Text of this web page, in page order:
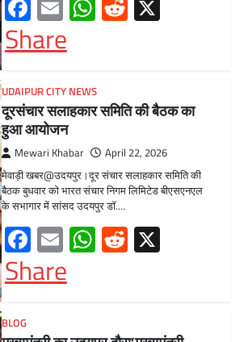
BLOG
मुख्यमंत्री का उदयपुर दौरा’मुख्यमंत्री
भजनलाल शर्मा ने उदयपुर जिले को दी
विभिन्न विकास कार्यों की सौगातें’’421
करोड़ रुपये के कार्यों का किया लोकार्पण एवं
शिलान्यास’’महत्वाकांक्षी जल परियोजनाओं
पर हो रहा तेजी से काम’
Mewari Khabar August 2, 2026
मेवाड़ी खबर@उदयपुर/जयपुर। मुख्यमंत्री भजनलाल शर्मा
ने कहा कि राज्य सरकार ने राजस्थान के विकास का
रोडमैप बनाया, जिसके तहत पानी,…
Facebook
EmailWhatsApp
Reddit
X
Share
BLOG